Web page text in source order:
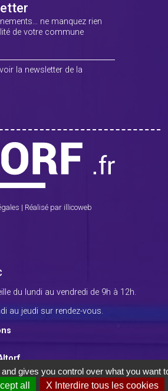
ne manquez rien
de votre commune
la newsletter de la
| Réalisé par illicoweb
du lundi au vendredi de 9h à 12h.
au jeudi sur rendez-vous.
gives you control over what you want
all X Interdire tous les cookies